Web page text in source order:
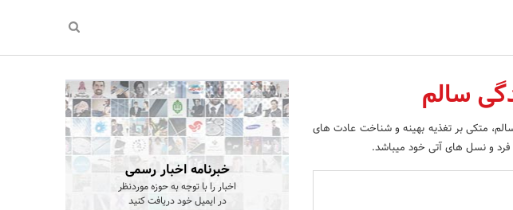
سالم
متکی بر تغذیه بهینه و شناخت عادت های
و نسل های آتی خود میباشد.
خبرنامه اخبار رسمی
اخبار را با توجه به حوزه موردنظر
در ایمیل خود دریافت کنید